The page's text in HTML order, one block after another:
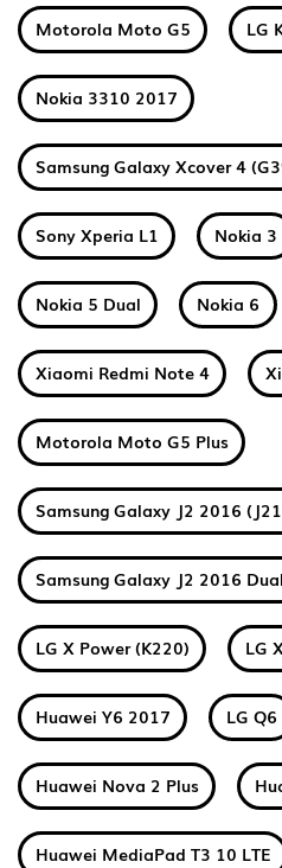
Motorola Moto G5 LG
Nokia 3310 2017
Samsung Galaxy Xcover 4
Sony Xperia L1 Nokia 3
Nokia 5 Dual Nokia 6
Xiaomi Redmi Note 4
Motorola Moto G5 Plus
Samsung Galaxy J2 2016
Samsung Galaxy J2 2016
LG X Power (K220) LG
Huawei Y6 2017 LG Q6
Huawei Nova 2 Plus
Huawei MediaPad T3 10 LTE